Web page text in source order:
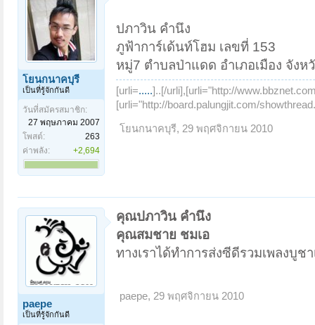
โยนกนาคบุรี
เป็นที่รู้จักกันดี
วันที่สมัครสมาชิก:
27 พฤษภาคม 2007
โพสต์:
263
ค่าพลัง:
+2,694
ปภาวิน คำนึง
ภูฟ้าการ์เด้นท์โฮม เลขที่ 153
หมู่7 ตำบลป่าแดด อำเภอเมือง จังห
[urli=.....]..[/urli],[urli="http://
[urli="http://board.palungjit.com/
โยนกนาคบุรี, 29 พฤศจิกายน 2010
paepe
เป็นที่รู้จักกันดี
คุณปภาวิน คำนึง
คุณสมชาย ชมเอ
ทางเราได้ทำการส่งซีดีรวมเพลงบู
paepe, 29 พฤศจิกายน 2010